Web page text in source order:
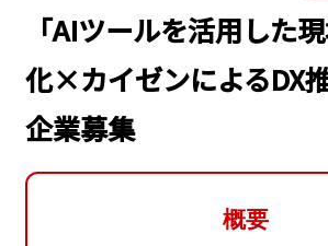
「AIツールを活用した
化×カイゼンによるDX
企業募集
概要